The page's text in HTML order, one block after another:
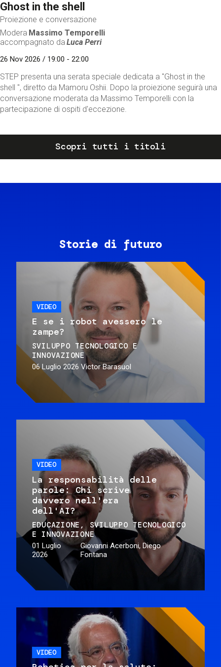
Ghost in the shell
Proiezione e conversazione
Modera Massimo Temporelli
accompagnato da Luca Perri
26 Nov 2026 / 19:00 - 22:00
STEP presenta una serata speciale dedicata a "Ghost in the
shell ", diretto da Mamoru Oshii. Dopo la proiezione seguirà una
conversazione moderata da Massimo Temporelli con la
partecipazione di ospiti d'eccezione.
Scopri tutti i titoli
Storie di futuro
VIDEO
E se i robot avessero le
zampe?
SVILUPPO TECNOLOGICO E
INNOVAZIONE
06 Luglio 2026 Victor Barasuol
VIDEO
La responsabilità delle
parole: Chi scrive
davvero nell'era
dell'AI?
EDUCAZIONE
SVILUPPO TECNOLOGICO
E INNOVAZIONE
01 Luglio
2026
Giovanni Acerboni, Diego
Fontana
VIDEO